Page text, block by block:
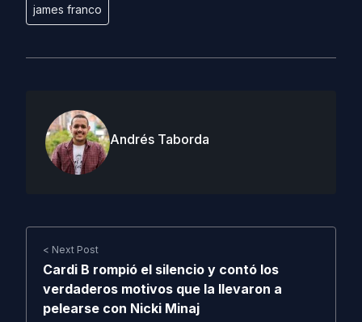
james franco
Andrés Taborda
< Next Post
Cardi B rompió el silencio y contó los
verdaderos motivos que la llevaron a
pelearse con Nicki Minaj